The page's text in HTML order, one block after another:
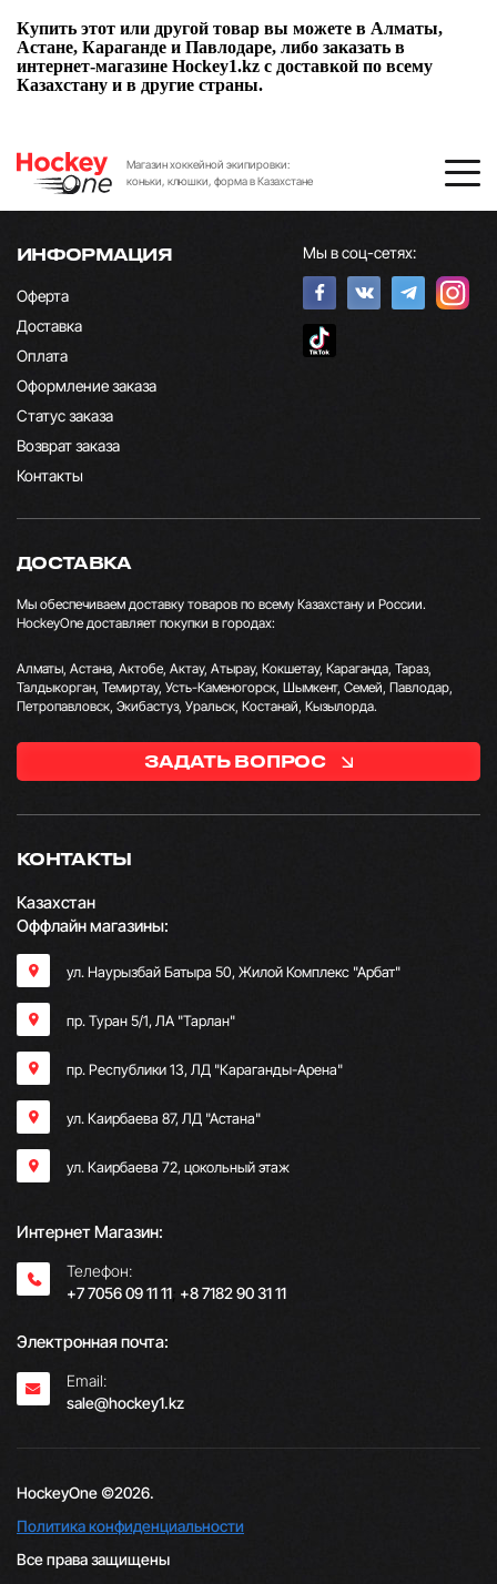
Купить этот или другой товар вы можете в Алматы,
Астане, Караганде и Павлодаре, либо заказать в
интернет-магазине Hockey1.kz с доставкой по всему
Казахстану и в другие страны.
Магазин хоккейной экипировки:
коньки, клюшки, форма в Казахстане
ИНФОРМАЦИЯ
Оферта
Доставка
Оплата
Оформление заказа
Статус заказа
Возврат заказа
Контакты
Мы в соц-сетях:
КОНТАКТЫ
Казахстан
Оффлайн магазины:
ул. Наурызбай Батыра 50, Жилой Комплекс "Арбат"
пр. Туран 5/1, ЛА "Тарлан"
пр. Республики 13, ​ЛД "Караганды-Арена"
ул. Каирбаева 87, ЛД "Астана"
ул. Каирбаева 72, цокольный этаж
Интернет Магазин:
Телефон:
+7 7056 09 11 11; +8 7182 90 31 11
Электронная почта:
Email:
sale@hockey1.kz
ДОСТАВКА
Мы обеспечиваем доставку товаров по всему Казахстану и России.
HockeyOne доставляет покупки в городах:
Алматы, Астана, Актобе, Актау, Атырау, Кокшетау, Караганда, Тараз,
Талдыкорган, Темиртау, Усть-Каменогорск, Шымкент, Семей, Павлодар,
Петропавловск, Экибастуз, Уральск, Костанай, Кызылорда.
ЗАДАТЬ ВОПРОС
HockeyOne ©2026.
Политика конфиденциальности
Все права защищены